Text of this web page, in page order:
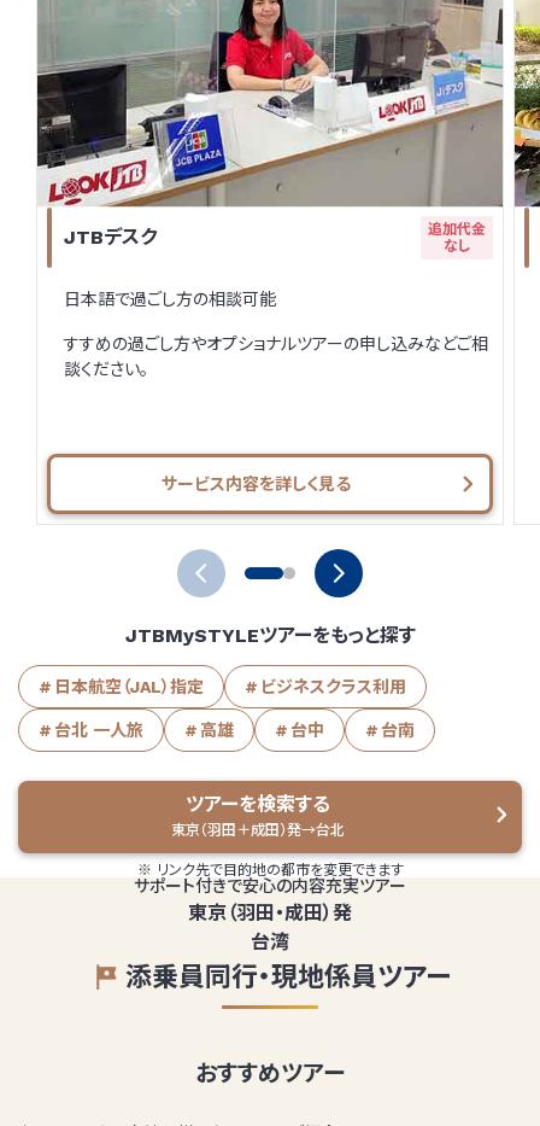
JTBデスク
追加代金
なし
日本語で過ごし方の相談可能
すすめの過ごし方やオプショナルツアーの申し込みなどご相
談ください。
サービス内容を詳しく見る
JTBMySTYLEツアーをもっと探す
日本航空（JAL）指定 ビジネスクラス利用
台北 一人旅 高雄 台中 台南
ツアーを検索する
東京（羽田＋成田）発→台北
リンク先で目的地の都市を変更できます
東京（羽田・成田）発
台湾
添乗員同行・現地係員ツアー
サポート付きで安心の内容充実ツアー
おすすめツアー